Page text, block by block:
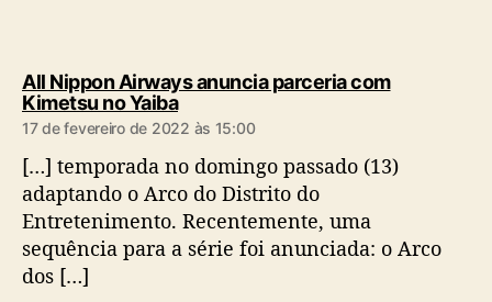
All Nippon Airways anuncia parceria com
Kimetsu no Yaibad
i
:
17 de fevereiro de 2022 às 15:00
[…] temporada no domingo passado (13)
adaptando o Arco do Distrito do
Entretenimento. Recentemente, uma
sequência para a série foi anunciada: o Arco
dos […]